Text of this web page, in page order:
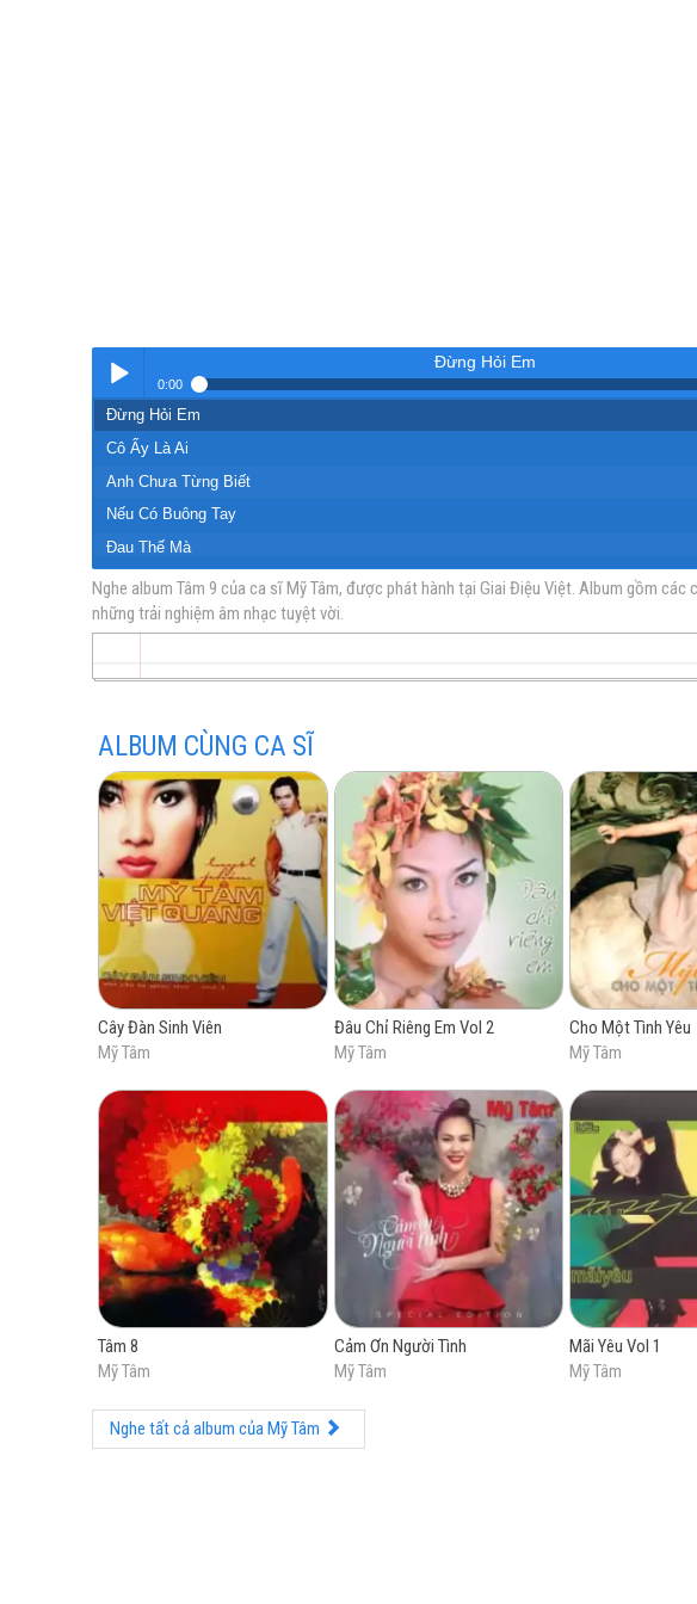
Nhạc
vàng
trữ
tình
Đừng Hỏi Em
0:00
Đừng Hỏi Em
Cô Ấy Là Ai
Anh Chưa Từng Biết
Nếu Có Buông Tay
Đau Thế Mà
Mong Chờ Anh
Lạnh Lùng
Biết Khi Nào Gặp Lại
Chuyện Buồn
Đâu Chỉ Riêng Em
Hãy Quên Em Đi
Nghe album Tâm 9 của ca sĩ Mỹ Tâm, được phát hành tại Giai Điệu Việt. Album gồm các
những trải nghiệm âm nhạc tuyệt vời.
ALBUM CÙNG CA SĨ
Cây Đàn Sinh Viên
Mỹ Tâm
Đâu Chỉ Riêng Em Vol 2
Mỹ Tâm
Cho Một Tình Yêu
Mỹ Tâm
Tâm 8
Mỹ Tâm
Cảm Ơn Người Tình
Mỹ Tâm
Mãi Yêu Vol 1
Mỹ Tâm
Nghe tất cả album của Mỹ Tâm